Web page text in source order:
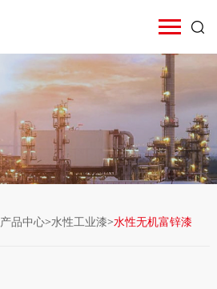
产品中心>水性工业漆>水性无机富锌漆